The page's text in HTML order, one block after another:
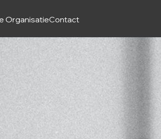
OrganisatieContact